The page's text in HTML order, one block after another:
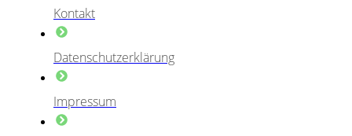
Kontakt
Datenschutzerklärung
Impressum